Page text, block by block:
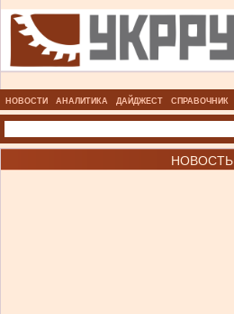
НОВОСТИ АНАЛИТИКА ДАЙДЖЕСТ СПРАВОЧНИК
НОВОСТЬ